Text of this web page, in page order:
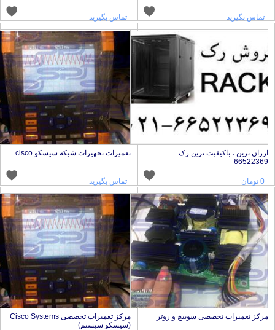
تماس بگیرید تماس بگیرید
ترین ، باکیفیت ترین رک
تعمیرات تجهیزات شبکه سیسکو cisco
تماس بگیرید
تعمیرات تخصصی سوییچ و روتر
مرکز تعمیرات تخصصی Cisco Systems
(سیسکو سیستم)